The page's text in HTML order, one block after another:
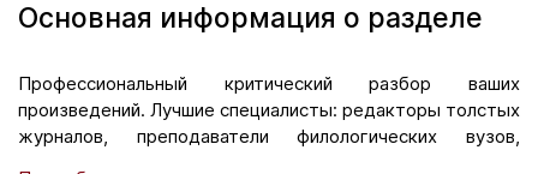
Основная информация о разделе
Профессиональный критический разбор ваших
произведений. Лучшие специалисты: редакторы толстых
журналов, преподаватели филологических вузов,